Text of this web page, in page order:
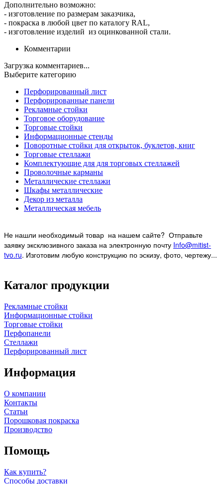
Дополнительно возможно:
- изготовление по размерам заказчика,
- покраска в любой цвет по каталогу RAL,
- изготовление изделий из оцинкованной стали.
Комментарии
Загрузка комментариев...
Выберите категорию
Перфорированный лист
Перфорированные панели
Рекламные стойки
Торговое оборудование
Торговые стойки
Информационные стенды
Поворотные стойки для открыток, буклетов, книг
Торговые стеллажи
Комплектующие для для торговых стеллажей
Проволочные карманы
Металлические стеллажи
Шкафы металлические
Декор из металла
Металлическая мебель
Не нашли необходимый товар на нашем сайте? Отправьте
заявку эксклюзивного заказа на электронную почту Info@mitist-
tvo.ru. Изготовим любую конструкцию по эскизу, фото, чертежу...
Каталог продукции
Рекламные стойки
Информационные стойки
Торговые стойки
Перфопанели
Стеллажи
Перфорированный лист
Информация
О компании
Контакты
Статьи
Порошковая покраска
Производство
Помощь
Как купить?
Способы доставки